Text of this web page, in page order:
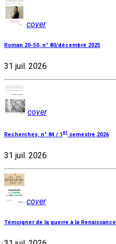
cover
Roman 20-50, n° 80/décembre 2025
31 juil. 2026
cover
Recherches, n° 84 / 1er semestre 2026
31 juil. 2026
cover
Témoigner de la guerre à la Renaissance